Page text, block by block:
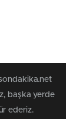
başka yerde
ederiz.